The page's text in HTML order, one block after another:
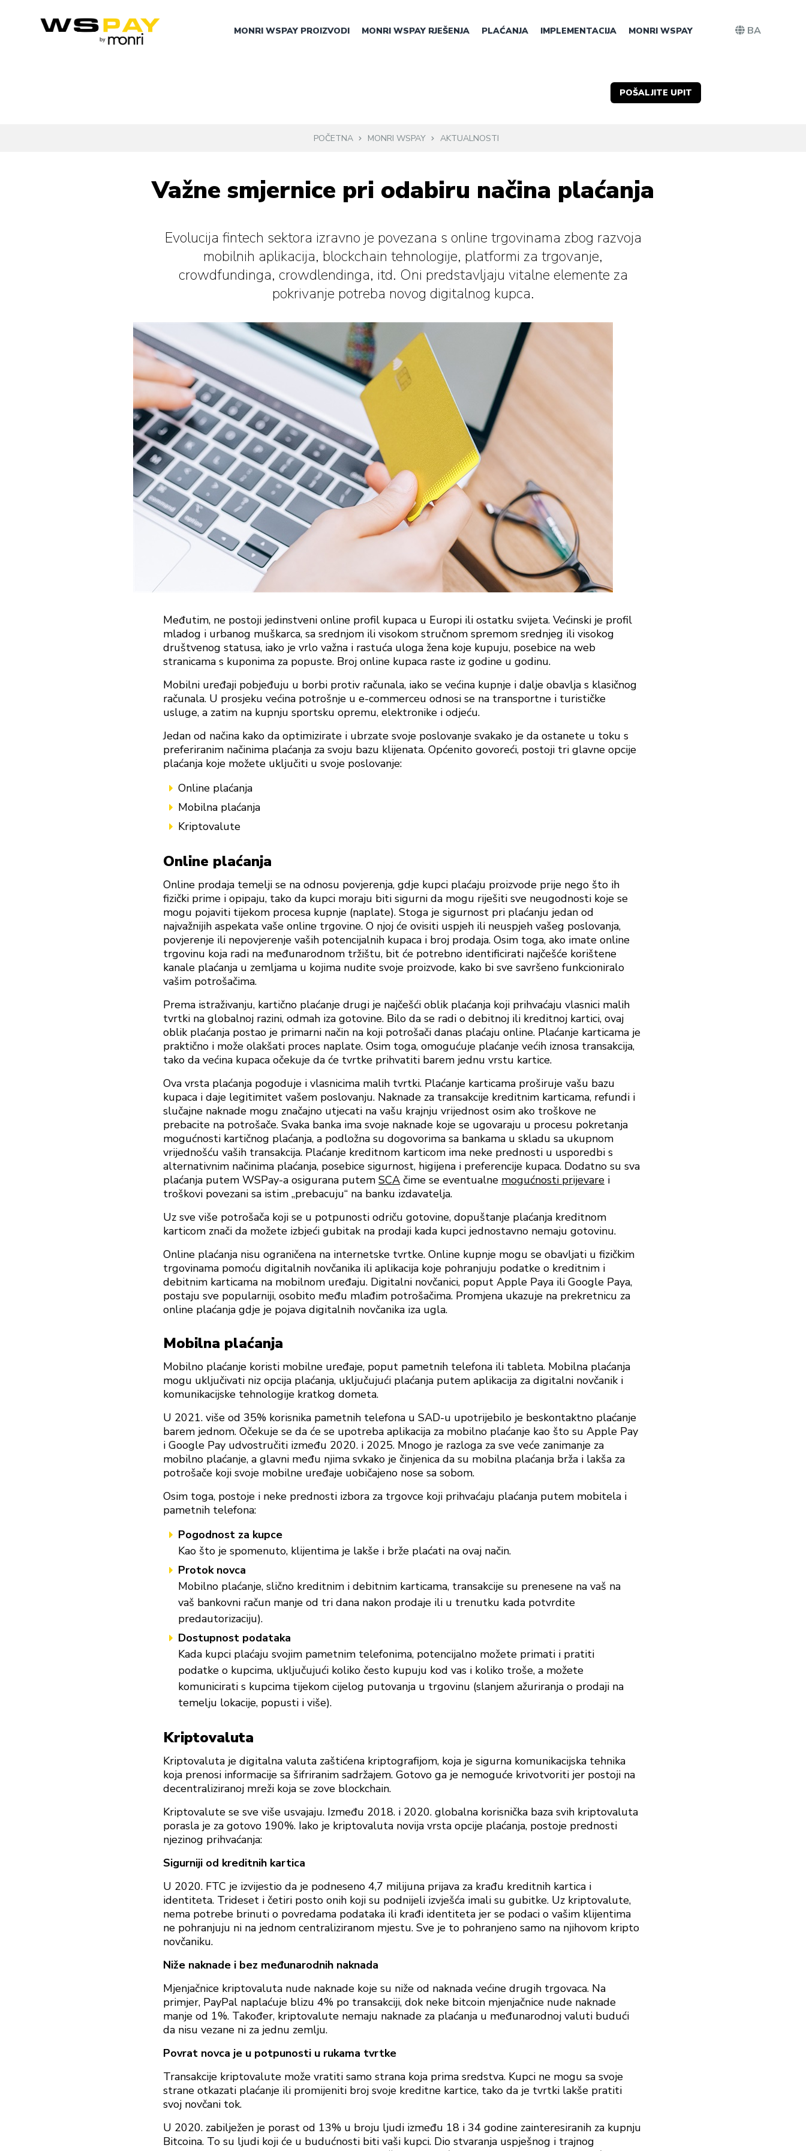
MONRI WSPAY PROIZVODI MONRI WSPAY RJEŠENJA PLAĆANJA IMPLEMENTACIJA MONRI WSPAY
POŠALJITE UPIT
BA
POČETNA MONRI WSPAY AKTUALNOSTI
Važne smjernice pri odabiru načina plaćanja
Evolucija fintech sektora izravno je povezana s online trgovinama zbog razvoja
mobilnih aplikacija, blockchain tehnologije, platformi za trgovanje,
crowdfundinga, crowdlendinga, itd. Oni predstavljaju vitalne elemente za
pokrivanje potreba novog digitalnog kupca.
Međutim, ne postoji jedinstveni online profil kupaca u Europi ili ostatku svijeta. Većinski je profil
mladog i urbanog muškarca, sa srednjom ili visokom stručnom spremom srednjeg ili visokog
društvenog statusa, iako je vrlo važna i rastuća uloga žena koje kupuju, posebice na web
stranicama s kuponima za popuste. Broj online kupaca raste iz godine u godinu.
Mobilni uređaji pobjeđuju u borbi protiv računala, iako se većina kupnje i dalje obavlja s klasičnog
računala. U prosjeku većina potrošnje u e-commerceu odnosi se na transportne i turističke
usluge, a zatim na kupnju sportsku opremu, elektronike i odjeću.
Jedan od načina kako da optimizirate i ubrzate svoje poslovanje svakako je da ostanete u toku s
preferiranim načinima plaćanja za svoju bazu klijenata. Općenito govoreći, postoji tri glavne opcije
plaćanja koje možete uključiti u svoje poslovanje:
Online plaćanja
Mobilna plaćanja
Kriptovalute
Online plaćanja
Online prodaja temelji se na odnosu povjerenja, gdje kupci plaćaju proizvode prije nego što ih
fizički prime i opipaju, tako da kupci moraju biti sigurni da mogu riješiti sve neugodnosti koje se
mogu pojaviti tijekom procesa kupnje (naplate). Stoga je sigurnost pri plaćanju jedan od
najvažnijih aspekata vaše online trgovine. O njoj će ovisiti uspjeh ili neuspjeh vašeg poslovanja,
povjerenje ili nepovjerenje vaših potencijalnih kupaca i broj prodaja. Osim toga, ako imate online
trgovinu koja radi na međunarodnom tržištu, bit će potrebno identificirati najčešće korištene
kanale plaćanja u zemljama u kojima nudite svoje proizvode, kako bi sve savršeno funkcioniralo
vašim potrošačima.
Prema istraživanju, kartično plaćanje drugi je najčešći oblik plaćanja koji prihvaćaju vlasnici malih
tvrtki na globalnoj razini, odmah iza gotovine. Bilo da se radi o debitnoj ili kreditnoj kartici, ovaj
oblik plaćanja postao je primarni način na koji potrošači danas plaćaju online. Plaćanje karticama je
praktično i može olakšati proces naplate. Osim toga, omogućuje plaćanje većih iznosa transakcija,
tako da većina kupaca očekuje da će tvrtke prihvatiti barem jednu vrstu kartice.
Ova vrsta plaćanja pogoduje i vlasnicima malih tvrtki. Plaćanje karticama proširuje vašu bazu
kupaca i daje legitimitet vašem poslovanju. Naknade za transakcije kreditnim karticama, refundi i
slučajne naknade mogu značajno utjecati na vašu krajnju vrijednost osim ako troškove ne
prebacite na potrošače. Svaka banka ima svoje naknade koje se ugovaraju u procesu pokretanja
mogućnosti kartičnog plaćanja, a podložna su dogovorima sa bankama u skladu sa ukupnom
vrijednošću vaših transakcija. Plaćanje kreditnom karticom ima neke prednosti u usporedbi s
alternativnim načinima plaćanja, posebice sigurnost, higijena i preferencije kupaca. Dodatno su sva
plaćanja putem WSPay-a osigurana putem SCA čime se eventualne mogućnosti prijevare i
troškovi povezani sa istim „prebacuju“ na banku izdavatelja.
Uz sve više potrošača koji se u potpunosti odriču gotovine, dopuštanje plaćanja kreditnom
karticom znači da možete izbjeći gubitak na prodaji kada kupci jednostavno nemaju gotovinu.
Online plaćanja nisu ograničena na internetske tvrtke. Online kupnje mogu se obavljati u fizičkim
trgovinama pomoću digitalnih novčanika ili aplikacija koje pohranjuju podatke o kreditnim i
debitnim karticama na mobilnom uređaju. Digitalni novčanici, poput Apple Paya ili Google Paya,
postaju sve popularniji, osobito među mlađim potrošačima. Promjena ukazuje na prekretnicu za
online plaćanja gdje je pojava digitalnih novčanika iza ugla.
Mobilna plaćanja
Mobilno plaćanje koristi mobilne uređaje, poput pametnih telefona ili tableta. Mobilna plaćanja
mogu uključivati niz opcija plaćanja, uključujući plaćanja putem aplikacija za digitalni novčanik i
komunikacijske tehnologije kratkog dometa.
U 2021. više od 35% korisnika pametnih telefona u SAD-u upotrijebilo je beskontaktno plaćanje
barem jednom. Očekuje se da će se upotreba aplikacija za mobilno plaćanje kao što su Apple Pay
i Google Pay udvostručiti između 2020. i 2025. Mnogo je razloga za sve veće zanimanje za
mobilno plaćanje, a glavni među njima svkako je činjenica da su mobilna plaćanja brža i lakša za
potrošače koji svoje mobilne uređaje uobičajeno nose sa sobom.
Osim toga, postoje i neke prednosti izbora za trgovce koji prihvaćaju plaćanja putem mobitela i
pametnih telefona:
Pogodnost za kupce
Kao što je spomenuto, klijentima je lakše i brže plaćati na ovaj način.
Protok novca
Mobilno plaćanje, slično kreditnim i debitnim karticama, transakcije su prenesene na vaš na
vaš bankovni račun manje od tri dana nakon prodaje ili u trenutku kada potvrdite
predautorizaciju).
Dostupnost podataka
Kada kupci plaćaju svojim pametnim telefonima, potencijalno možete primati i pratiti
podatke o kupcima, uključujući koliko često kupuju kod vas i koliko troše, a možete
komunicirati s kupcima tijekom cijelog putovanja u trgovinu (slanjem ažuriranja o prodaji na
temelju lokacije, popusti i više).
Kriptovaluta
Kriptovaluta je digitalna valuta zaštićena kriptografijom, koja je sigurna komunikacijska tehnika
koja prenosi informacije sa šifriranim sadržajem. Gotovo ga je nemoguće krivotvoriti jer postoji na
decentraliziranoj mreži koja se zove blockchain.
Kriptovalute se sve više usvajaju. Između 2018. i 2020. globalna korisnička baza svih kriptovaluta
porasla je za gotovo 190%. Iako je kriptovaluta novija vrsta opcije plaćanja, postoje prednosti
njezinog prihvaćanja:
Sigurniji od kreditnih kartica
U 2020. FTC je izvijestio da je podneseno 4,7 milijuna prijava za krađu kreditnih kartica i
identiteta. Trideset i četiri posto onih koji su podnijeli izvješća imali su gubitke. Uz kriptovalute,
nema potrebe brinuti o povredama podataka ili krađi identiteta jer se podaci o vašim klijentima
ne pohranjuju ni na jednom centraliziranom mjestu. Sve je to pohranjeno samo na njihovom kripto
novčaniku.
Niže naknade i bez međunarodnih naknada
Mjenjačnice kriptovaluta nude naknade koje su niže od naknada većine drugih trgovaca. Na
primjer, PayPal naplaćuje blizu 4% po transakciji, dok neke bitcoin mjenjačnice nude naknade
manje od 1%. Također, kriptovalute nemaju naknade za plaćanja u međunarodnoj valuti budući
da nisu vezane ni za jednu zemlju.
Povrat novca je u potpunosti u rukama tvrtke
Transakcije kriptovalute može vratiti samo strana koja prima sredstva. Kupci ne mogu sa svoje
strane otkazati plaćanje ili promijeniti broj svoje kreditne kartice, tako da je tvrtki lakše pratiti
svoj novčani tok.
U 2020. zabilježen je porast od 13% u broju ljudi između 18 i 34 godine zainteresiranih za kupnju
Bitcoina. To su ljudi koji će u budućnosti biti vaši kupci. Dio stvaranja uspješnog i trajnog